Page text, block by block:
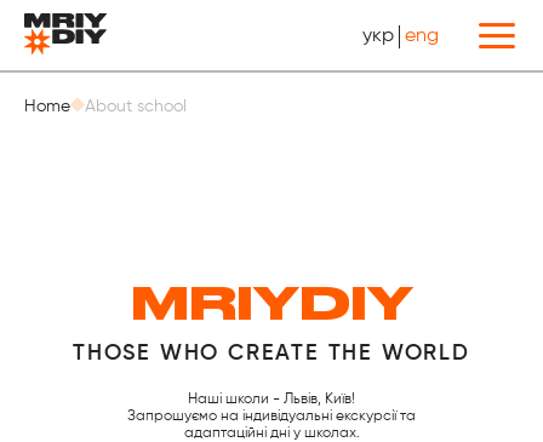
Назад
укр eng
Home About school
MRIYDIY
THOSE WHO CREATE THE WORLD
Наші школи - Львів, Київ!
Запрошуємо на індивідуальні екскурсії та
адаптаційні дні у школах.